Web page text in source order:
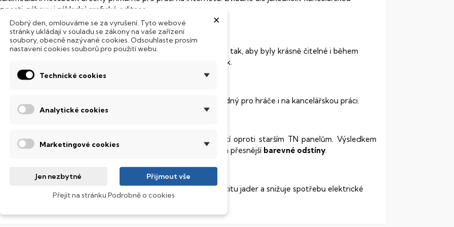
zábavu i základní grafické editace.
klávesnice
systém úsporných LED diod osvítí jednotlivé klávesy tak, aby byly krásně čitelné i během
noci, stále však decentně, aby nikterak nedráždily Váš zrak.
a funkční IdeaPad
spolehlivý a navíc s parádním designem. IdeaPad je vhodný pro hráče i na kancelářskou práci.
technologie IPS
krystaly disponují zcela odlišnou světelnou propustností oproti starším TN panelům. Výsledkem
široké pozorovací úhly (téměr
a přesnější barevné odstíny
Core™ i3
pro domácí použití. Díky speciální technologii šetří kapacitu jader a snižuje spotřebu elektrické
×
Dobrý den, omlouváme se za vyrušení. Tyto webové
stránky ukládají v souladu se zákony na vaše zařízení
soubory, obecně nazývané cookies. Odsouhlaste prosím
nastavení cookies souborů pro použití webu.
Technické cookies
Analytické cookies
Marketingové cookies
Jen nezbytné Přijmout vše
Přejít na stránku Podrobně o cookies